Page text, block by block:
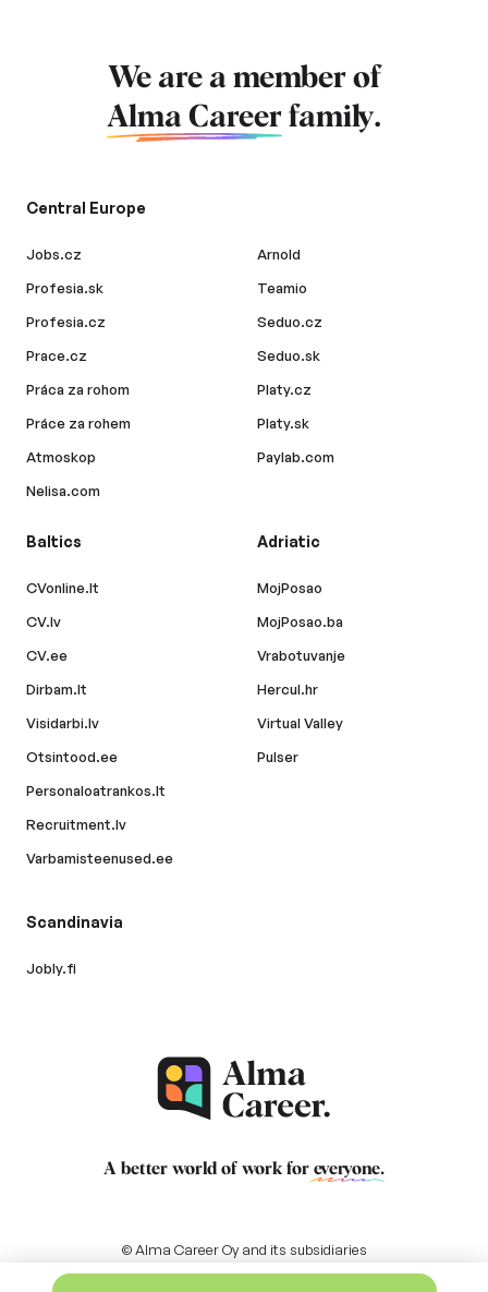
We are a member of
Alma Career family.
Central Europe
Jobs.cz
Profesia.sk
Profesia.cz
Prace.cz
Práca za rohom
Práce za rohem
Atmoskop
Nelisa.com
Arnold
Teamio
Seduo.cz
Seduo.sk
Platy.cz
Platy.sk
Paylab.com
Baltics
CVonline.lt
CV.lv
CV.ee
Dirbam.lt
Visidarbi.lv
Otsintood.ee
Personaloatrankos.lt
Recruitment.lv
Varbamisteenused.ee
Adriatic
MojPosao
MojPosao.ba
Vrabotuvanje
Hercul.hr
Virtual Valley
Pulser
Scandinavia
Jobly.fi
A better world of work for everyone.
© Alma Career Oy and its subsidiaries